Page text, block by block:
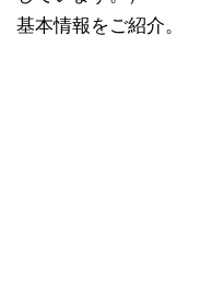
基本情報をご紹介。